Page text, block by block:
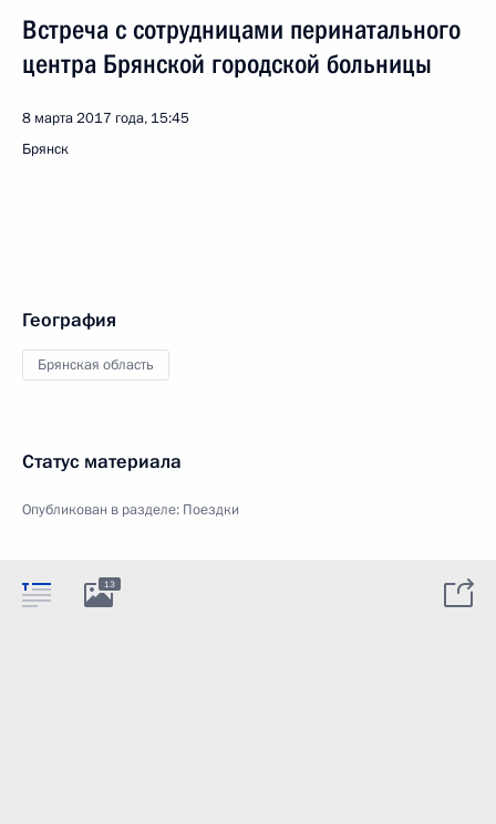
Встреча с сотрудницами перинатального
центра Брянской городской больницы
8 марта 2017 года, 15:45
Брянск
География
Брянская область
Статус материала
Опубликован в разделе: Поездки
13